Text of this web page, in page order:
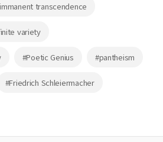
transcendence
variety
#Poetic Genius #pantheism
#Friedrich Schleiermacher